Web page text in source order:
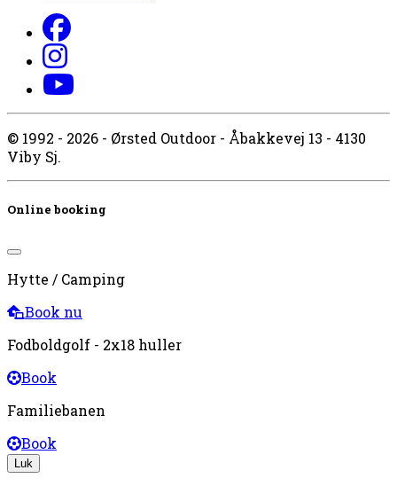
© 1992 - 2026 - Ørsted Outdoor - Åbakkevej 13 - 4130
Viby Sj.
Online booking
Hytte / Camping
Book nu
Fodboldgolf - 2x18 huller
Book
Familiebanen
Book
Luk